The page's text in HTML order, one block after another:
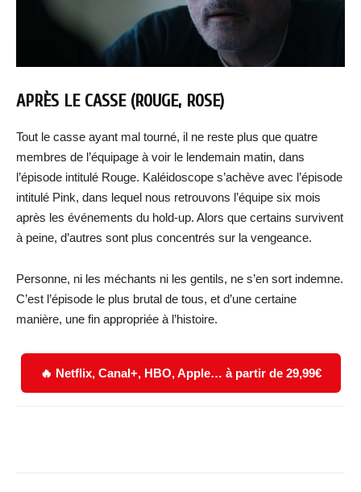
APRÈS LE CASSE (ROUGE, ROSE)
Tout le casse ayant mal tourné, il ne reste plus que quatre
membres de l’équipage à voir le lendemain matin, dans
l’épisode intitulé Rouge. Kaléidoscope s’achève avec l’épisode
intitulé Pink, dans lequel nous retrouvons l’équipe six mois
après les événements du hold-up. Alors que certains survivent
à peine, d’autres sont plus concentrés sur la vengeance.
Personne, ni les méchants ni les gentils, ne s’en sort indemne.
C’est l’épisode le plus brutal de tous, et d’une certaine
manière, une fin appropriée à l’histoire.
🔥 Netflix, Canal+, HBO, Apple… à partir de 29,99€